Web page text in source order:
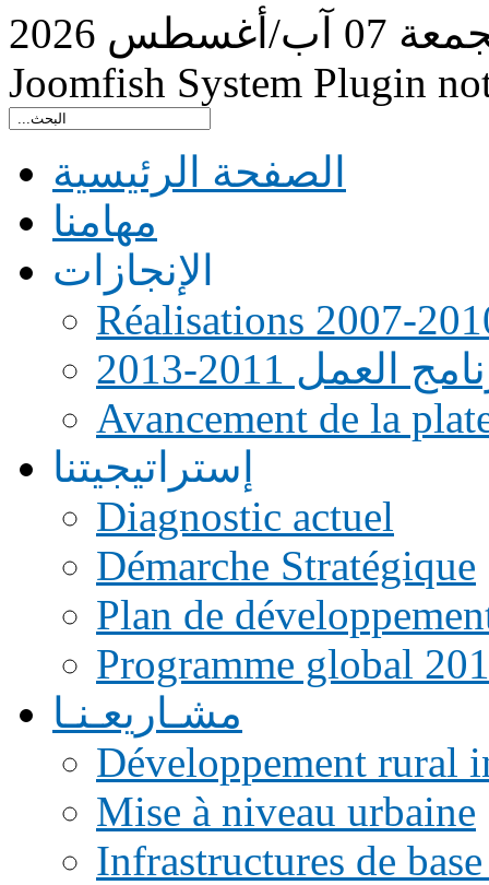
07 آب/أغسطس 2026
Joomfish System Plugin
الصفحة الرئيسية
مهامنا
الإنجازات
Réalisations 2007-
العمل 2011-2013
Avancement de la
إستراتيجيتنا
Diagnostic actuel
Démarche Stratégique
Plan de
Programme global
مشـاريعـنـا
Développement rural
Mise à niveau urbaine
Infrastructures de